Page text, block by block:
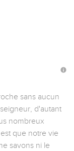
sans aucun
d'autant
nombreux
que notre vie
savons ni le